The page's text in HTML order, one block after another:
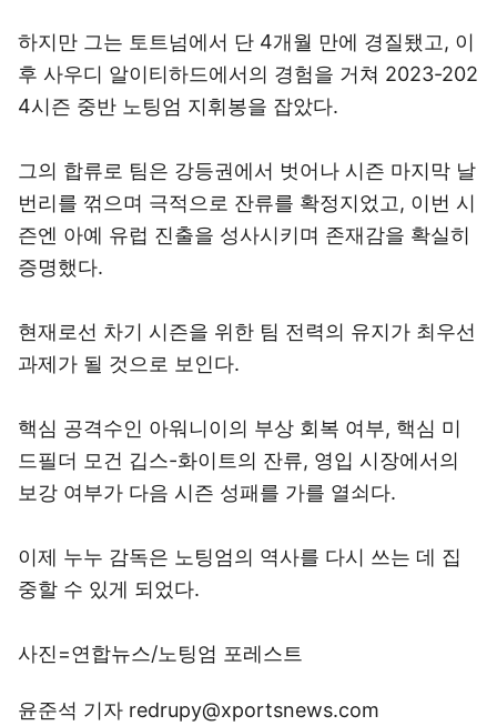
하지만 그는 토트넘에서 단 4개월 만에 경질됐고, 이
후 사우디 알이티하드에서의 경험을 거쳐 2023-202
4시즌 중반 노팅엄 지휘봉을 잡았다.
그의 합류로 팀은 강등권에서 벗어나 시즌 마지막 날
번리를 꺾으며 극적으로 잔류를 확정지었고, 이번 시
즌엔 아예 유럽 진출을 성사시키며 존재감을 확실히
증명했다.
현재로선 차기 시즌을 위한 팀 전력의 유지가 최우선
과제가 될 것으로 보인다.
핵심 공격수인 아워니이의 부상 회복 여부, 핵심 미
드필더 모건 깁스-화이트의 잔류, 영입 시장에서의
보강 여부가 다음 시즌 성패를 가를 열쇠다.
이제 누누 감독은 노팅엄의 역사를 다시 쓰는 데 집
중할 수 있게 되었다.
사진=연합뉴스/노팅엄 포레스트
윤준석 기자 redrupy@xportsnews.com